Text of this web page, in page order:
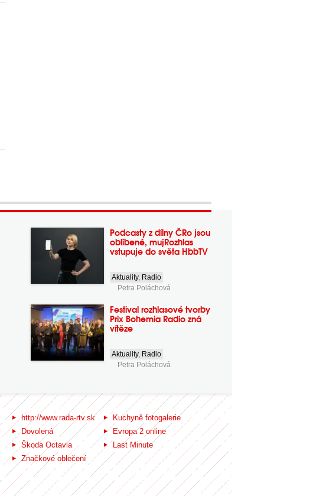
Podcasty z dílny ČRo jsou
oblíbené, mujRozhlas
vstupuje do světa HbbTV
Aktuality, Radio
Petra Poláchová
Festival rozhlasové tvorby
Prix Bohemia Radio zná
vítěze
Aktuality, Radio
Petra Poláchová
http://www.rada-rtv.sk
Kuchyně fotogalerie
Dovolená
Evropa 2 online
Škoda Octavia
Last Minute
Značkové oblečení